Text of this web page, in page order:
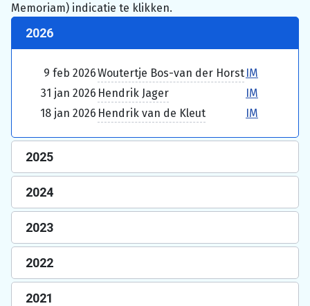
Memoriam) indicatie te klikken.
2026
9 feb 2026Woutertje Bos-van der Horst IM
31 jan 2026 Hendrik Jager
IM
18 jan 2026 Hendrik van de Kleut IM
2025
2024
2023
2022
2021